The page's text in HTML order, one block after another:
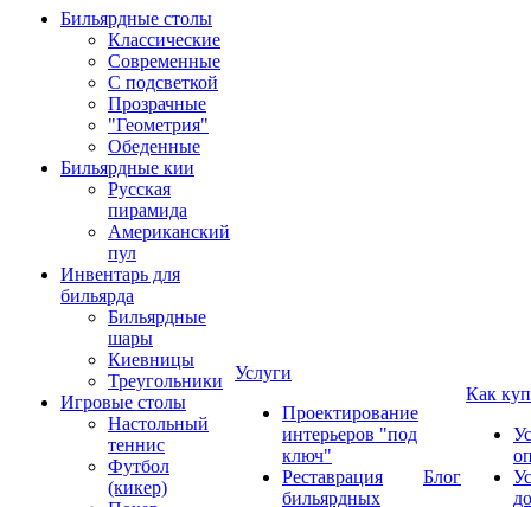
Бильярдные столы
Классические
Современные
С подсветкой
Прозрачные
"Геометрия"
Обеденные
Бильярдные кии
Русская
пирамида
Американский
пул
Инвентарь для
бильярда
Бильярдные
шары
Киевницы
Треугольники
Игровые столы
Настольный
теннис
Футбол
(кикер)
Услуги
Проектирование
интерьеров "под
ключ"
Реставрация
бильярдных
Блог
Как